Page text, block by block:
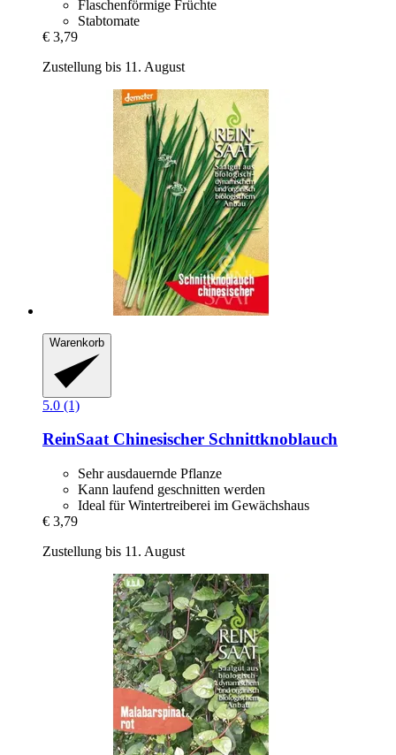
Flaschenförmige Früchte
Stabtomate
€ 3,79
Zustellung bis 11. August
Warenkorb
5.0 (1)
ReinSaatChinesischer Schnittknoblauch
Sehr ausdauernde Pflanze
Kann laufend geschnitten werden
Ideal für Wintertreiberei im Gewächshaus
€ 3,79
Zustellung bis 11. August